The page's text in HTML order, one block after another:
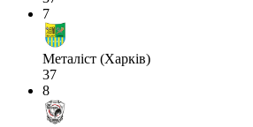
7
Металіст (Харків)
37
8